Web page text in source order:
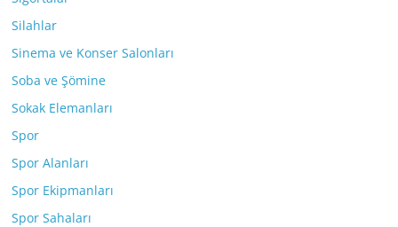
Silahlar
Sinema ve Konser Salonları
Soba ve Şömine
Sokak Elemanları
Spor
Spor Alanları
Spor Ekipmanları
Spor Sahaları